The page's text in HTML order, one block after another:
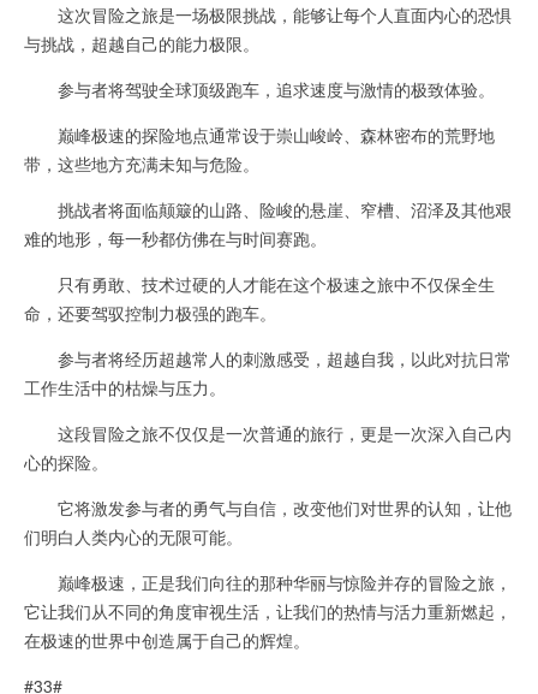
这次冒险之旅是一场极限挑战，能够让每个人直面内心的恐惧
与挑战，超越自己的能力极限。
参与者将驾驶全球顶级跑车，追求速度与激情的极致体验。
巅峰极速的探险地点通常设于崇山峻岭、森林密布的荒野地
带，这些地方充满未知与危险。
挑战者将面临颠簸的山路、险峻的悬崖、窄槽、沼泽及其他艰
难的地形，每一秒都仿佛在与时间赛跑。
只有勇敢、技术过硬的人才能在这个极速之旅中不仅保全生
命，还要驾驭控制力极强的跑车。
参与者将经历超越常人的刺激感受，超越自我，以此对抗日常
工作生活中的枯燥与压力。
这段冒险之旅不仅仅是一次普通的旅行，更是一次深入自己内
心的探险。
它将激发参与者的勇气与自信，改变他们对世界的认知，让他
们明白人类内心的无限可能。
巅峰极速，正是我们向往的那种华丽与惊险并存的冒险之旅，
它让我们从不同的角度审视生活，让我们的热情与活力重新燃起，
在极速的世界中创造属于自己的辉煌。
#33#